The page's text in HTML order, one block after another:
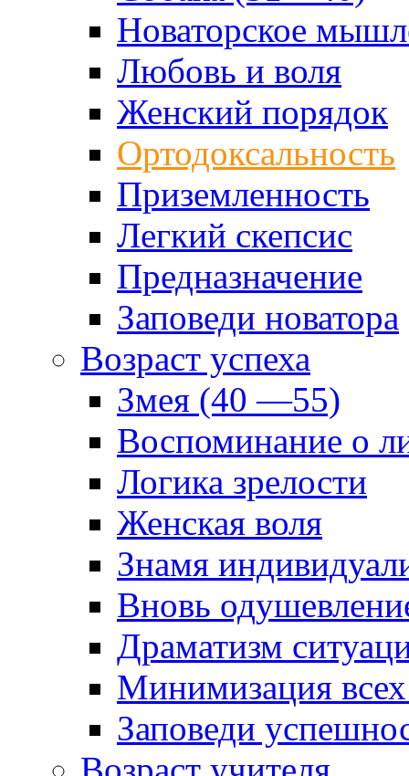
Новаторское
Любовь и воля
Женский порядок
Ортодоксальность
Приземленность
Легкий скепсис
Предназначение
Заповеди новатора
Возраст успеха
Змея (40 —55)
Воспоминание о
Логика зрелости
Женская воля
Знамя
Вновь
Драматизм
Минимизация
Заповеди